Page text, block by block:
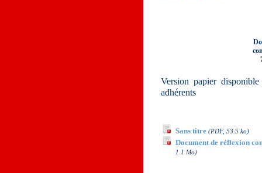
Version papier
adhérents
Sans titre (PDF, 53.5 ko)
Document de réflexion
1.1 Mo)